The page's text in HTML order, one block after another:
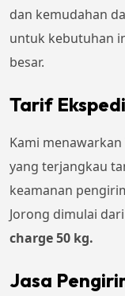
dan kemudahan
untuk kebutuhan
besar.
Tarif
Kami
yang terjangkau
keamanan
Jorong dimulai dari
charge 50 kg.
Jasa